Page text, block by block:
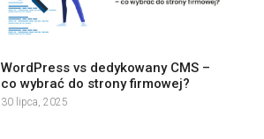
WordPress vs dedykowany CMS –
co wybrać do strony firmowej?
30 lipca, 2025